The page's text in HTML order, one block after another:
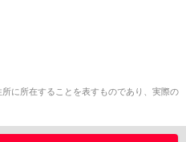
に所在することを表すものであり、実際の